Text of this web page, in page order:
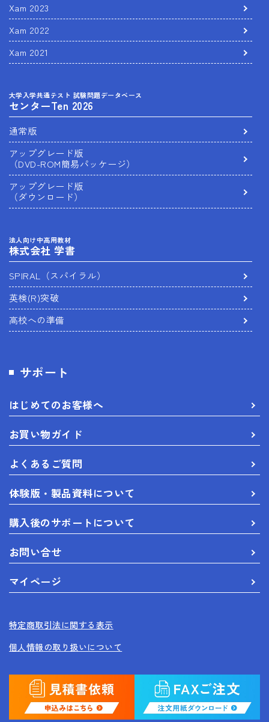
Xam 2023
Xam 2022
Xam 2021
大学入学共通テスト 試験問題データベース
センターTen 2026
通常版
アップグレード版
（DVD-ROM簡易パッケージ）
アップグレード版
（ダウンロード）
法人向け中高用教材
株式会社 学書
SPIRAL（スパイラル）
英検(R)突破
高校への準備
サポート
はじめてのお客様へ
お買い物ガイド
よくあるご質問
体験版・製品資料について
購入後のサポートについて
お問い合せ
マイページ
特定商取引法に関する表示
個人情報の取り扱いについて